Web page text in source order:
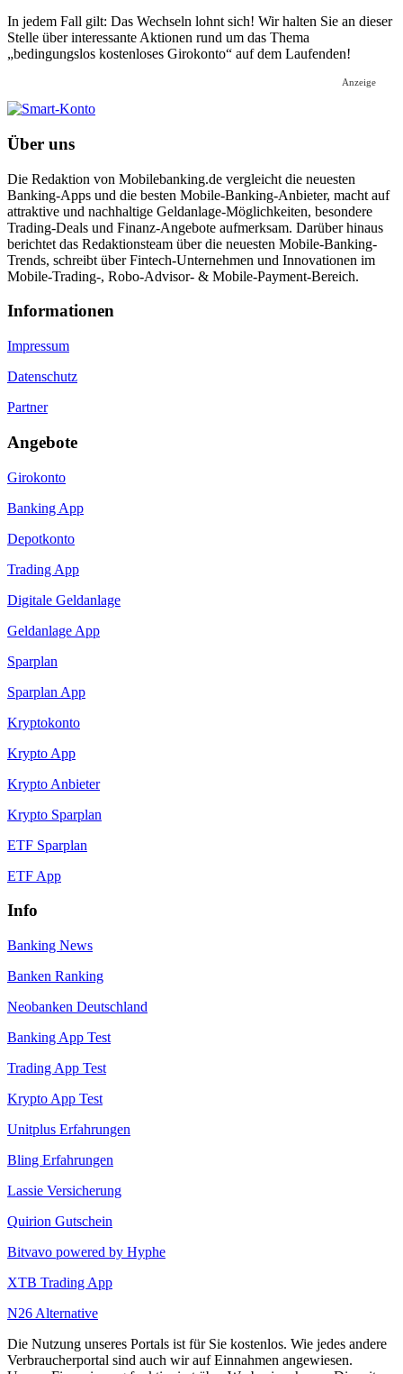
In jedem Fall gilt: Das Wechseln lohnt sich! Wir halten Sie an dieser
Stelle über interessante Aktionen rund um das Thema
„bedingungslos kostenloses Girokonto“ auf dem Laufenden!
Anzeige
Über uns
Die Redaktion von Mobilebanking.de vergleicht die neuesten
Banking-Apps und die besten Mobile-Banking-Anbieter, macht auf
attraktive und nachhaltige Geldanlage-Möglichkeiten, besondere
Trading-Deals und Finanz-Angebote aufmerksam. Darüber hinaus
berichtet das Redaktionsteam über die neuesten Mobile-Banking-
Trends, schreibt über Fintech-Unternehmen und Innovationen im
Mobile-Trading-, Robo-Advisor- & Mobile-Payment-Bereich.
Informa­tionen
Impressum
Datenschutz
Partner
Angebote
Girokonto
Banking App
Depotkonto
Trading App
Digitale Geldanlage
Geldanlage App
Sparplan
Sparplan App
Kryptokonto
Krypto App
Krypto Anbieter
Krypto Sparplan
ETF Sparplan
ETF App
Info
Banking News
Banken Ranking
Neobanken Deutschland
Banking App Test
Trading App Test
Krypto App Test
Unitplus Erfahrungen
Bling Erfahrungen
Lassie Versicherung
Quirion Gutschein
Bitvavo powered by Hyphe
XTB Trading App
N26 Alternative
Die Nutzung unseres Portals ist für Sie kostenlos. Wie jedes andere
Verbraucherportal sind auch wir auf Einnahmen angewiesen.